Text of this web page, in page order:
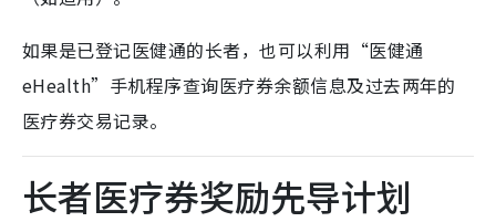
如果是已登记医健通的长者，也可以利用“医健通
eHealth”手机程序查询医疗券余额信息及过去两年的
医疗券交易记录。
长者医疗券奖励先导计划